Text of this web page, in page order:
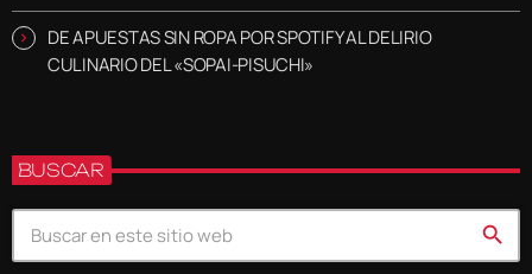
DE APUESTAS SIN ROPA POR SPOTIFY AL DELIRIO
CULINARIO DEL «SOPAI-PISUCHI»
BUSCAR
search